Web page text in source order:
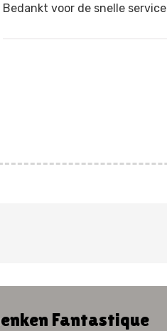
Bedankt voor de snelle service
Fantastique